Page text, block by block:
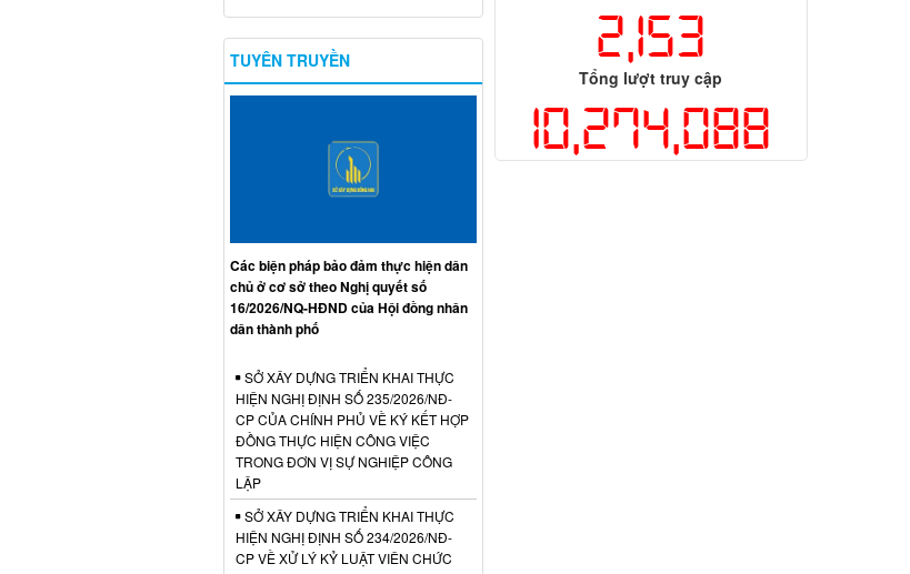
2,153
Tổng lượt truy cập
10,274,088
TUYÊN TRUYỀN
Các biện pháp bảo đảm thực hiện dân
chủ ở cơ sở theo Nghị quyết số
16/2026/NQ-HĐND của Hội đồng nhân
dân thành phố
SỞ XÂY DỰNG TRIỂN KHAI THỰC
HIỆN NGHỊ ĐỊNH SỐ 235/2026/NĐ-
CP CỦA CHÍNH PHỦ VỀ KÝ KẾT HỢP
ĐỒNG THỰC HIỆN CÔNG VIỆC
TRONG ĐƠN VỊ SỰ NGHIỆP CÔNG
LẬP
SỞ XÂY DỰNG TRIỂN KHAI THỰC
HIỆN NGHỊ ĐỊNH SỐ 234/2026/NĐ-
CP VỀ XỬ LÝ KỶ LUẬT VIÊN CHỨC